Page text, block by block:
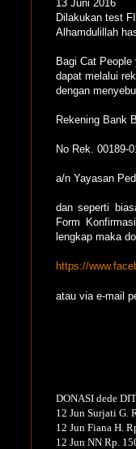
13 Juni 2016
Dilakukan test
Alhamdulillah
Bagi Cat
dapat melalui
dengan
Rekening Bank
No Rek. 00189-
a/n Yayasan
dan seperti
Form
lengkap maka
https://
atau via e-mail
DONASI dede
12 Jun Surjati G.
12 Jun Fiana H.
12 Jun NN Rp.